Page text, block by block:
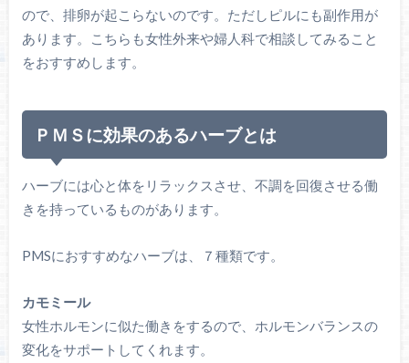
ので、排卵が起こらないのです。ただしピルにも副作用が
あります。こちらも女性外来や婦人科で相談してみること
をおすすめします。
ＰＭＳに効果のあるハーブとは
ハーブには心と体をリラックスさせ、不調を回復させる働
きを持っているものがあります。
PMSにおすすめなハーブは、７種類です。
カモミール
女性ホルモンに似た働きをするので、ホルモンバランスの
変化をサポートしてくれます。